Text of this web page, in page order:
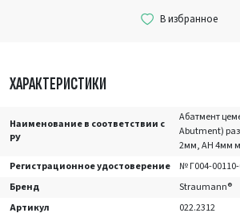
ХАРАКТЕРИСТИКИ
Наименование в соответствии с
РУ
Абатмент
Abutment)
2мм, AH 4мм
Регистрационное удостоверение
№ Г004-
Бренд
Straumann®
Артикул
022.2312